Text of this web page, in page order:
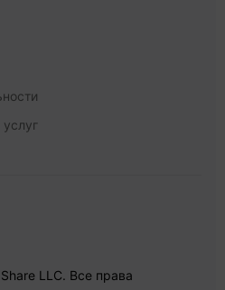
LLC. Все права